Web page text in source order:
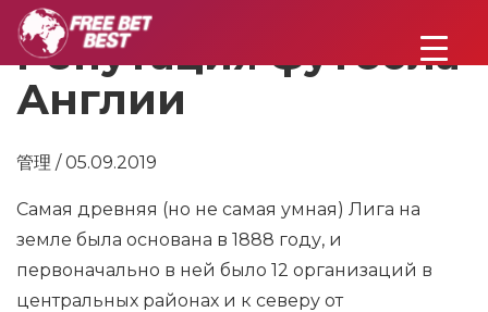
Репутация футбола
Англии
管理 / 05.09.2019
Самая древняя (но не самая умная) Лига на
земле была основана в 1888 году, и
первоначально в ней было 12 организаций в
центральных районах и к северу от